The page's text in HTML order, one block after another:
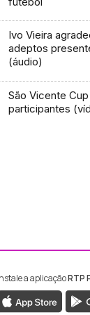
Ivo Vieira
adeptos
(áudio)
São Vicente
participantes
Madeira
RTP
a aplicaçãoRTP